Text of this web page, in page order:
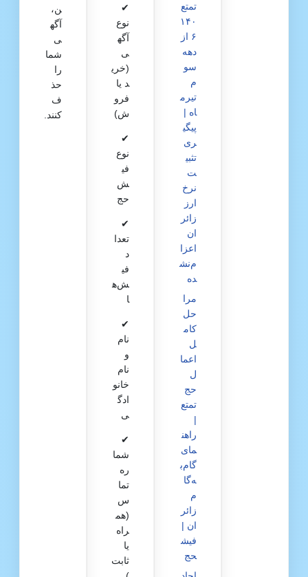
تمتع
۱۴۰
۶ از
دهه
سو
م
تیرم
اه |
پیگی
ری
تثبی
ت
نرخ
ارز
زائر
ان
اعزا
م‌نش
ده
مرا
حل
کام
ل
اعما
ل
حج
تمتع
|
راهن
مای
گام‌ب
ه‌گا
م
زائر
ان |
فیش
حج
✔
نوع
آگه
ی
(خری
د یا
فرو
ش)
✔
نوع
فی
ش
حج
✔
تعدا
د
فی
ش‌ه
ا
✔
نام
و
نام
خانو
ادگ
ی
✔
شما
ره
تما
س
(هم
راه
یا
ثابت
ن،
آگه
ی
شما
را
حذ
ف
کنند.